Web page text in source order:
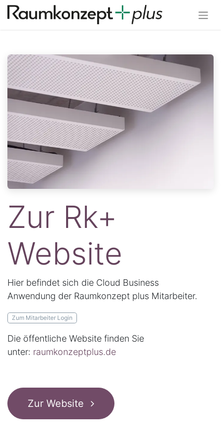
Zur Rk+
Website
Hier befindet sich die Cloud Business
Anwendung der Raumkonzept plus Mitarbeiter.
Zum ​​​​Mitarbeiter L​​ogin
Die öffentliche Website finden Sie
unter: raumkonzeptplus.de
Zur Website